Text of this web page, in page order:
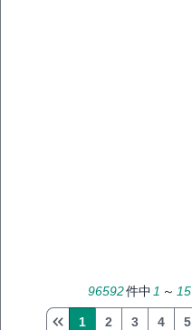
96592件中 1 ～ 15
1 2 3 4 5